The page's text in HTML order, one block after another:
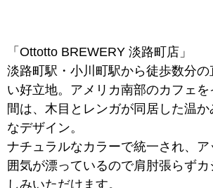
「Ottotto BREWERY 淡路町店」
淡路町駅・小川町駅から徒歩数分
い好立地。アメリカ南部のカフェ
間は、木目とレンガが同居した温
なデザイン。
ナチュラルなカラーで統一され、
囲気が漂っているので肩肘張らず
しみいただけます。